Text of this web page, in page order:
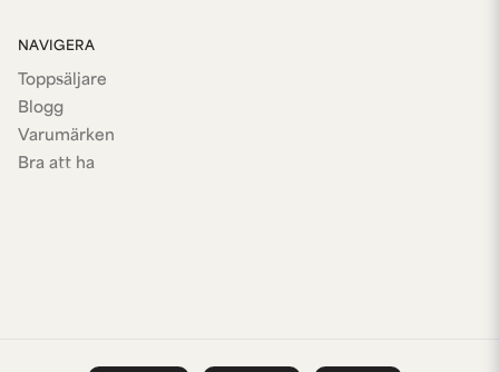
NAVIGERA
Toppsäljare
Blogg
Varumärken
Bra att ha